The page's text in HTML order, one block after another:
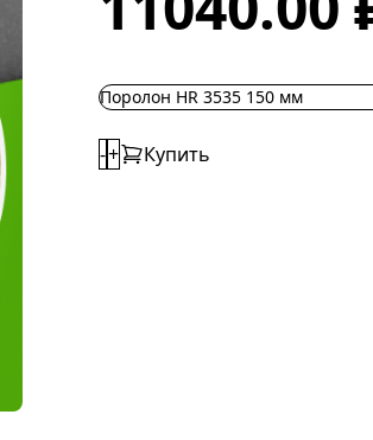
Поролон HR 3535 150 мм
-+ Купить